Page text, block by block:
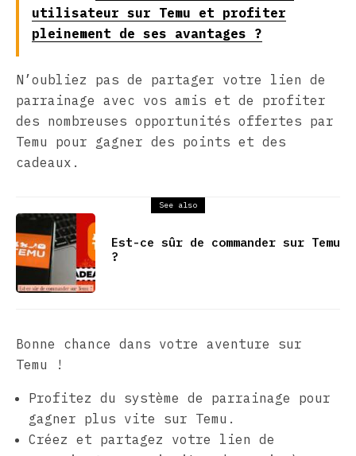
utilisateur sur Temu et profiter
pleinement de ses avantages ?
N’oubliez pas de partager votre lien de
parrainage avec vos amis et de profiter
des nombreuses opportunités offertes par
Temu pour gagner des points et des
cadeaux.
See also
Est-ce sûr de commander sur Temu
?
Bonne chance dans votre aventure sur
Temu !
Profitez du système de parrainage pour
gagner plus vite sur Temu.
Créez et partagez votre lien de